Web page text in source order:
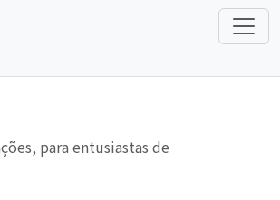
para entusiastas de